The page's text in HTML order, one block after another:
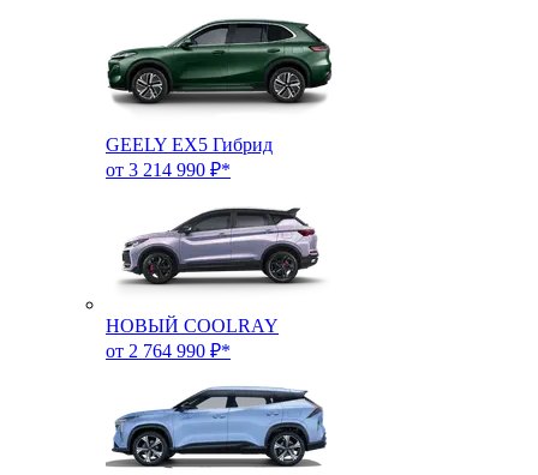
GEELY EX5 Гибрид
от 3 214 990 ₽*
НОВЫЙ COOLRAY
от 2 764 990 ₽*